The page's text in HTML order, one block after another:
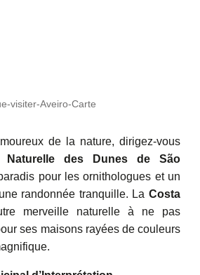
visiter-Aveiro-Carte
de la nature, dirigez-vous
Naturelle des Dunes de São
pour les ornithologues et un
randonnée tranquille. La Costa
merveille naturelle à ne pas
ses maisons rayées de couleurs